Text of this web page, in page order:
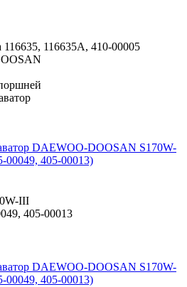
116635, 116635A, 410-00005
III
405-00013